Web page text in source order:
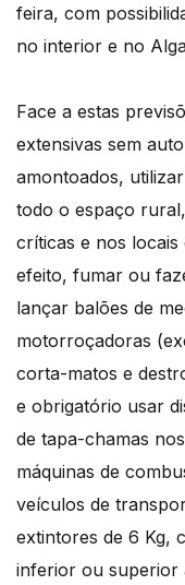
feira, com
no interior e no
Face a estas
extensivas sem
amontoados,
todo o espaço
críticas e nos locais
efeito, fumar ou
lançar balões de
motorroçadoras
corta-matos e
e obrigatório usar
de tapa-chamas
máquinas de
veículos de
extintores de 6 Kg,
inferior ou superior